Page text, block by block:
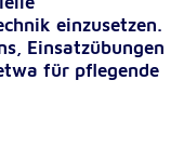
einzusetzen.
Einsatzübungen
für pflegende
anonym.
verstehen, wie
nutzen.